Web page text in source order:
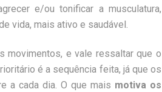
e/ou tonificar a musculatura,
vida, mais ativo e saudável.
movimentos, e vale ressaltar que o
é a sequência feita, já que os
a cada dia. O que mais motiva os